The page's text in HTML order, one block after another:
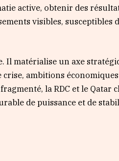
active, obtenir des
visibles, susceptibles
Il matérialise un axe
ambitions
la RDC et le Qatar
de puissance et de